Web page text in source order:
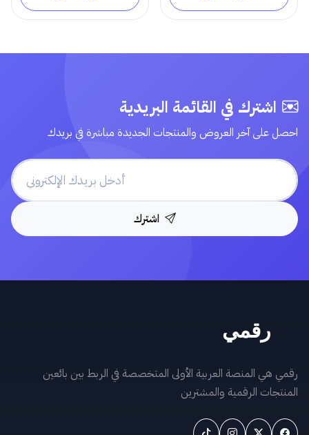
اشترك في القائمة البريدية
احصل على آخر العروض والمنتجات الجديدة مباشرة في بريدك
اشترك
رقمي هي المنصة العربية الأولى المتخصصة في الربط بين بائعين
المنتجات الرقمية والمشترين